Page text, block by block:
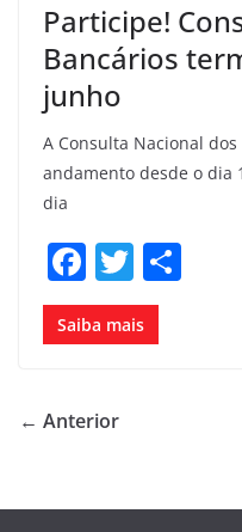
Participe!
Bancários
junho
A Consulta Nacional
andamento desde o dia
dia
F
a
c
b
T
w
itt
Saiba mais
← Anterior